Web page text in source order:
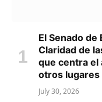
El Senado de
Claridad de
que centra el
otros lugares
July 30, 2026